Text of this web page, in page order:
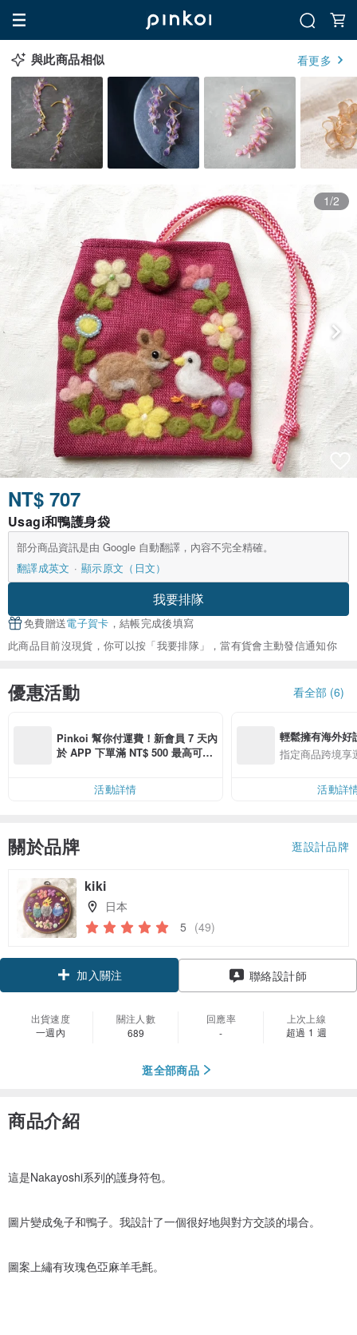
與此商品相似 看更多
1/2
NT$ 707
Usagi和鴨護身袋
部分商品資訊是由 Google 自動翻譯，內容不完全精確。
翻譯成英文
顯示原文（日文）
我要排隊
免費贈送電子賀卡 ，結帳完成後填寫
此商品目前沒現貨，你可以按「我要排隊」，當有貨會主動發信通知你
優惠活動 看全部 (6)
Pinkoi 幫你付運費！新會員 7 天內
於 APP 下單滿 NT$ 500 最高可折
活動詳情
輕鬆擁有海外好
指定商品跨境享
活動詳
關於品牌 逛設計品牌
kiki
日本
5 (49)
加入關注 聯絡設計師
出貨速度
一週內
關注人數
689
回應率
-
上次上線
超過 1 週
逛全部商品
商品介紹
這是Nakayoshi系列的護身符包。
圖片變成兔子和鴨子。我設計了一個很好地與對方交談的場合。
圖案上繡有玫瑰色亞麻羊毛氈。